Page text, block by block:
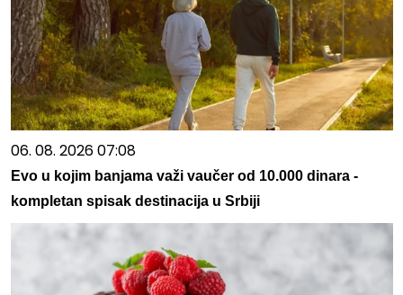
06. 08. 2026 07:08
Evo u kojim banjama važi vaučer od 10.000 dinara -
kompletan spisak destinacija u Srbiji